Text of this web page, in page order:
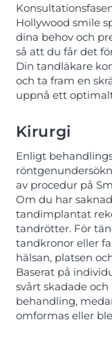
Hollywood smile
dina behov och
så att du får det
Din tandläkare
och ta fram en
uppnå ett
Kirurgi
Enligt
av procedur på
Om du har
tandimplantat
tandrötter. För
tandkronor eller
hälsan, platsen
Baserat på
svårt skadade
behandling,
omformas eller